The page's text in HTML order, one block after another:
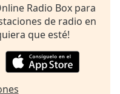
Radio Box para
de radio en
que esté!